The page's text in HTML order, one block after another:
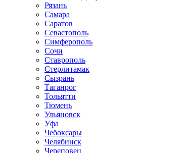
Рязань
Самара
Саратов
Севастополь
Симферополь
Сочи
Ставрополь
Стерлитамак
Сызрань
Таганрог
Тольятти
Тюмень
Ульяновск
Уфа
Чебоксары
Челябинск
Череповец